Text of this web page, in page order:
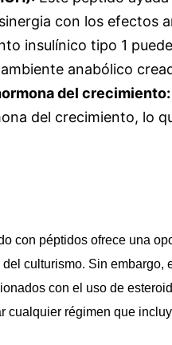
con los efectos
insulínico tipo 1
anabólico
del crecimiento:
del crecimiento, lo
con péptidos ofrece una
culturismo. Sin
con el uso de
cualquier régimen que